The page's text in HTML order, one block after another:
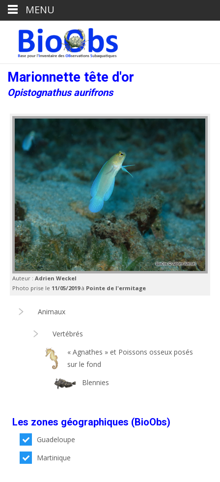
Marionnette tête d'or
Opistognathus aurifrons
Auteur : Adrien Weckel
Photo prise le 11/05/2019à Pointe de l'ermitage
Animaux
Vertébrés
« Agnathes » et Poissons osseux posés
sur le fond
Blennies
Les zones géographiques (BioObs)
Guadeloupe
Martinique
MENU